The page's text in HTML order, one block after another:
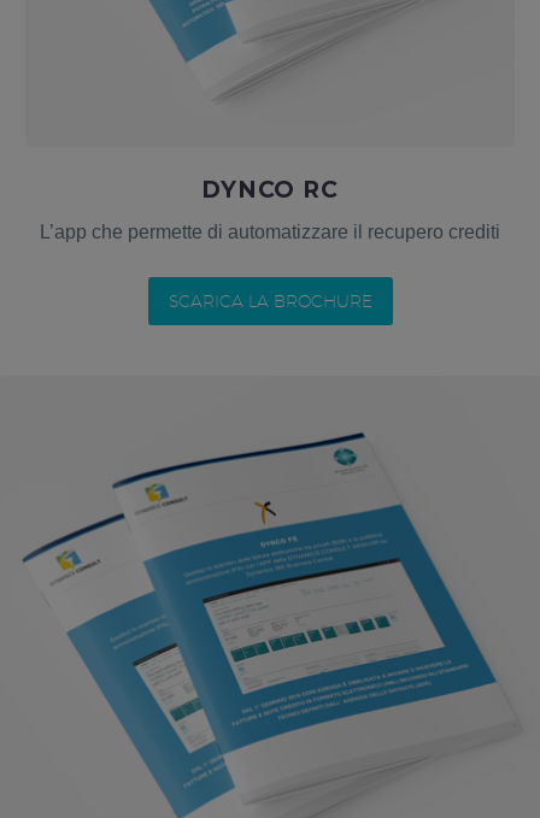
DYNCO RC
L’app che permette di automatizzare il recupero crediti
SCARICA LA BROCHURE